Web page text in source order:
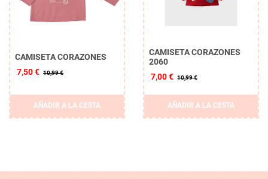
CAMISETA CORAZONES
7,50 € 10,99 €
AÑADIR A LA CESTA
CAMISETA CORAZONES
2060
7,00 € 10,99 €
AÑADIR A LA CESTA